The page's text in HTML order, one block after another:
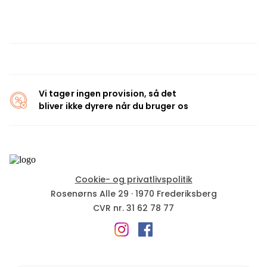
Vi tager ingen provision, så det
bliver ikke dyrere når du bruger os
Cookie- og privatlivspolitik
Rosenørns Alle 29 · 1970 Frederiksberg
CVR nr. 31 62 78 77